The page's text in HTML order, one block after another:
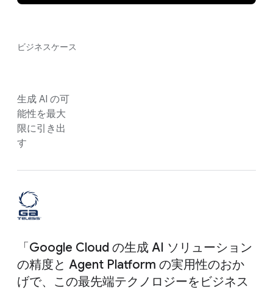
ビジネスケース
生成 AI の可
能性を最大
限に引き出
す
「Google Cloud の生成 AI ソリューション
の精度と Agent Platform の実用性のおか
げで、この最先端テクノロジーをビジネス